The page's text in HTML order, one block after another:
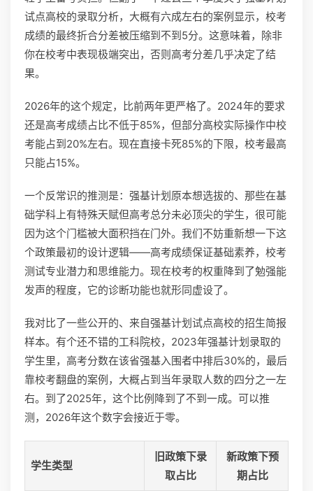
试点高校的录取分析，大概有六成左右的案例显示，校考
成绩的最终折合分差被压缩到不到5分。这意味着，除非
你在校考中表现极端突出，否则高考分差几乎决定了结
果。
2026年的这个规定，比前两年更严格了。2024年的要求
还是高考成绩占比不低于85%，但部分高校实际操作中校
考能占到20%左右。现在直接卡死85%的下限，校考最高
只能占15%。
一个反常识的推测是：强基计划原本想选拔的、那些在基
础学科上有特殊天赋但高考总分未必顶尖的学生，很可能
因为这个门槛被大面积挡在门外。我们不妨重新想一下这
个政策最初的设计逻辑——高考成绩保证基础素养，校考
测试专业潜力和思维能力。现在校考的权重降到了勉强能
发声的程度，它的诊断功能也就形同虚设了。
我对比了一些公开的、来自强基计划试点高校的招生简报
样本。有个还不错的工科院校，2023年强基计划录取的
学生里，高考分数在该省强基入围者中排后30%的，最后
靠校考翻盘的案例，大概占到当年录取人数的四分之一左
右。到了2025年，这个比例降到了不到一成。可以推
测，2026年这个数字会接近于零。
学生类型
旧政策下录
取占比
新政策下预
期占比